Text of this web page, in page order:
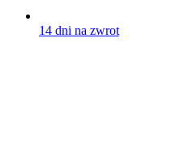
14 dni na zwrot